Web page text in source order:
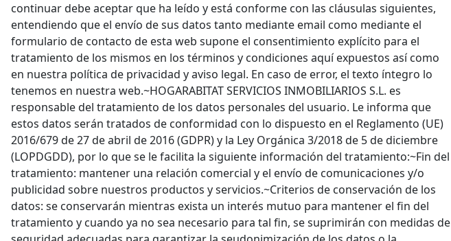
continuar debe aceptar que ha leído y está conforme con las cláusulas siguientes,
entendiendo que el envío de sus datos tanto mediante email como mediante el
formulario de contacto de esta web supone el consentimiento explícito para el
tratamiento de los mismos en los términos y condiciones aquí expuestos así como
en nuestra política de privacidad y aviso legal. En caso de error, el texto íntegro lo
tenemos en nuestra web.~HOGARABITAT SERVICIOS INMOBILIARIOS S.L. es
responsable del tratamiento de los datos personales del usuario. Le informa que
estos datos serán tratados de conformidad con lo dispuesto en el Reglamento (UE)
2016/679 de 27 de abril de 2016 (GDPR) y la Ley Orgánica 3/2018 de 5 de diciembre
(LOPDGDD), por lo que se le facilita la siguiente información del tratamiento:~Fin del
tratamiento: mantener una relación comercial y el envío de comunicaciones y/o
publicidad sobre nuestros productos y servicios.~Criterios de conservación de los
datos: se conservarán mientras exista un interés mutuo para mantener el fin del
tratamiento y cuando ya no sea necesario para tal fin, se suprimirán con medidas de